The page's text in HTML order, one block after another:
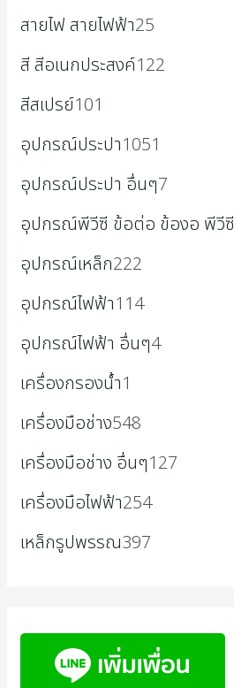
สายไฟ สายไฟฟ้า25
สี สีอเนกประสงค์122
สีสเปรย์101
อุปกรณ์ประปา1051
อุปกรณ์ประปา อื่นๆ7
อุปกรณ์พีวีซี ข้อต่อ ข้องอ พีวีซี
อุปกรณ์เหล็ก222
อุปกรณ์ไฟฟ้า114
อุปกรณ์ไฟฟ้า อื่นๆ4
เครื่องกรองน้ำ1
เครื่องมือช่าง548
เครื่องมือช่าง อื่นๆ127
เครื่องมือไฟฟ้า254
เหล็กรูปพรรณ397